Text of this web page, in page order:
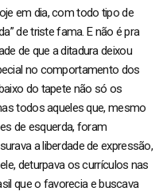
em dia, com todo tipo de
de triste fama. E não é pra
de que a ditadura deixou
no comportamento dos
do tapete não só os
todos aqueles que, mesmo
de esquerda, foram
a liberdade de expressão,
deturpava os currículos nas
que o favorecia e buscava